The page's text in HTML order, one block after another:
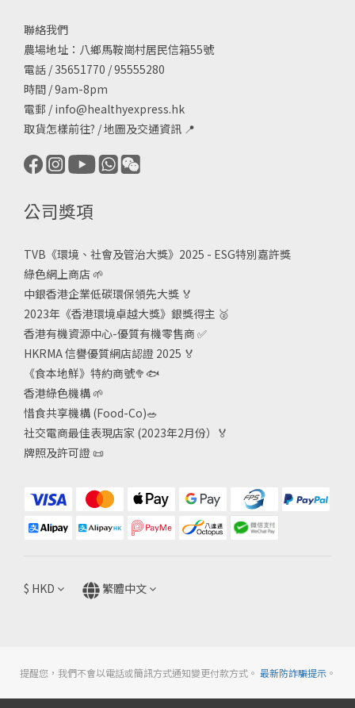
聯絡我們
農場地址：八鄉馬鞍崗村居民信箱55號
電話 / 35651770 / 95555280
時間 / 9am-8pm
電郵 / info@healthyexpress.hk
取貨怎樣前往? /地圖及交通資訊 📍
公司獎項
TVB《環境、社會及管治大獎》2025 - ESG特別嘉許獎
綠色網上商店 🌱
中銀香港企業低碳環保領先大獎 🏅
2023年《香港環境卓越大獎》銀獎得主 🥈
香港有機資源中心-優質有機零售商✅
HKRMA 信譽優質網店認證 2025 🏅
《食本地鮮》特約商號🥦🐟
香港綠色機構 🌱
惜食共享機構 (Food-Co)🥗
社交電商最佳表現店家 (2023年2月份）🏅
牌照及許可證 📜
$ HKD 繁體中文
提醒您，我們不會以電話或簡訊方式通知變更付款方式。 最新防詐騙提示。